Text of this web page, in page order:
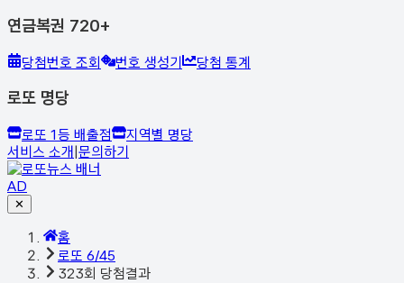
연금복권 720+
당첨번호 조회 번호 생성기 당첨 통계
로또 명당
로또 1등 배출점
지역별 명당
서비스 소개|문의하기
AD
✕
홈
로또 6/45
323회 당첨결과